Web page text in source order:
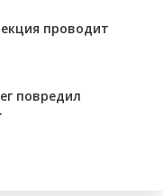
проводит
повредил